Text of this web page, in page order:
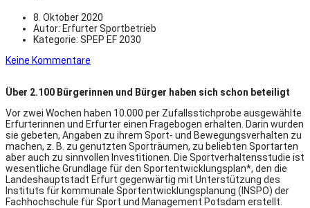
8. Oktober 2020
Autor: Erfurter Sportbetrieb
Kategorie: SPEP EF 2030
Keine Kommentare
Über 2.100 Bürgerinnen und Bürger haben sich schon beteiligt
Vor zwei Wochen haben 10.000 per Zufallsstichprobe ausgewählte
Erfurterinnen und Erfurter einen Fragebogen erhalten. Darin wurden
sie gebeten, Angaben zu ihrem Sport- und Bewegungsverhalten zu
machen, z. B. zu genutzten Sporträumen, zu beliebten Sportarten
aber auch zu sinnvollen Investitionen. Die Sportverhaltensstudie ist
wesentliche Grundlage für den Sportentwicklungsplan*, den die
Landeshauptstadt Erfurt gegenwärtig mit Unterstützung des
Instituts für kommunale Sportentwicklungsplanung (INSPO) der
Fachhochschule für Sport und Management Potsdam erstellt.